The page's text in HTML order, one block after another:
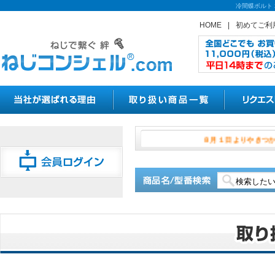
冷間蝶ボルト
HOME 初めてご利
８月１日